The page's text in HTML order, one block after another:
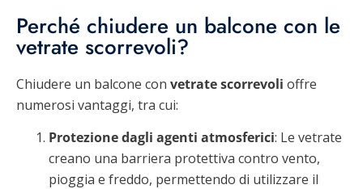
Perché chiudere un balcone con le
vetrate scorrevoli?
Chiudere un balcone con vetrate scorrevoli offre
numerosi vantaggi, tra cui:
Protezione dagli agenti atmosferici: Le vetrate
creano una barriera protettiva contro vento,
pioggia e freddo, permettendo di utilizzare il